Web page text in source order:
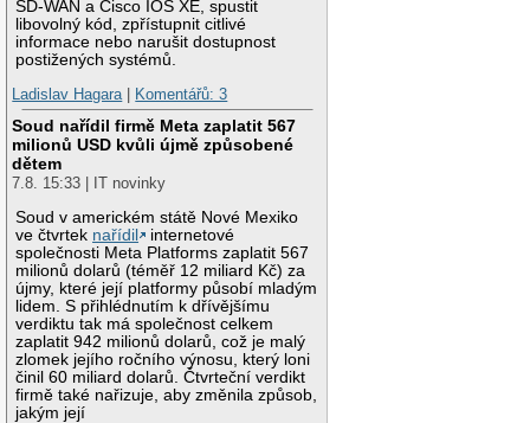
SD-WAN a Cisco IOS XE, spustit
libovolný kód, zpřístupnit citlivé
informace nebo narušit dostupnost
postižených systémů.
Ladislav Hagara| Komentářů: 3
Soud nařídil firmě Meta zaplatit 567
milionů USD kvůli újmě způsobené
dětem
7.8. 15:33 | IT novinky
Soud v americkém státě Nové Mexiko
ve čtvrtek nařídil
internetové
společnosti Meta Platforms zaplatit 567
milionů dolarů (téměř 12 miliard Kč) za
újmy, které její platformy působí mladým
lidem. S přihlédnutím k dřívějšímu
verdiktu tak má společnost celkem
zaplatit 942 milionů dolarů, což je malý
zlomek jejího ročního výnosu, který loni
činil 60 miliard dolarů. Čtvrteční verdikt
firmě také nařizuje, aby změnila způsob,
jakým její